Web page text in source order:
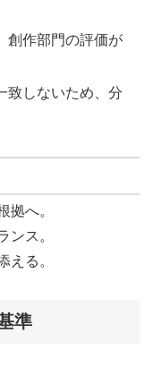
創作部門の評価が
致しないため、分
拠へ。
ンス。
える。
準